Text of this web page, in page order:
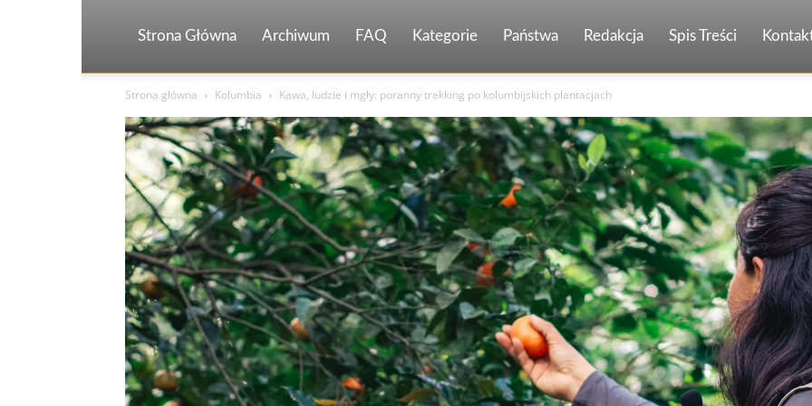
Strona Główna Archiwum FAQ Kategorie Państwa Redakcja Spis Treści
Strona główna Kolumbia Kawa, ludzie i mgły: poranny trekking po kolumbijskich plantacjach